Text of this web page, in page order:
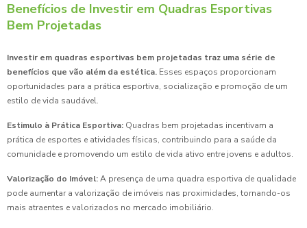
Benefícios de Investir em Quadras Esportivas
Bem Projetadas
Investir em quadras esportivas bem projetadas traz uma série de
benefícios que vão além da estética. Esses espaços proporcionam
oportunidades para a prática esportiva, socialização e promoção de um
estilo de vida saudável.
Estimulo à Prática Esportiva: Quadras bem projetadas incentivam a
prática de esportes e atividades físicas, contribuindo para a saúde da
comunidade e promovendo um estilo de vida ativo entre jovens e adultos.
Valorização do Imóvel:A presença de uma quadra esportiva de qualidade
pode aumentar a valorização de imóveis nas proximidades, tornando-os
mais atraentes e valorizados no mercado imobiliário.